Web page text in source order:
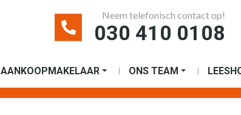
Neem telefonisch contact op!
030 410 0108
AANKOOPMAKELAAR ONS TEAM